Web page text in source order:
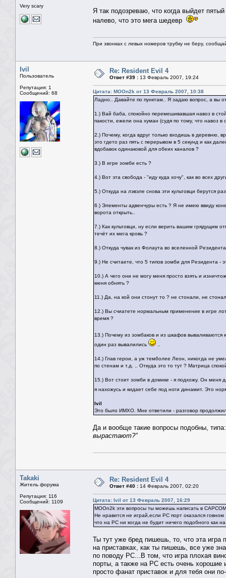
Very scary
Я так подозреваю, что когда выйдет
налево, что это мега шедевр
При звонках с левых номеров трубку не беру,
Ivil
Пользователь
Репутация: 1
Сообщений: 68
Re: Resident Evil 4
Ответ #39 : 13 Февраль 2007, 19:24
Цитата: MOOn2k от 13 Февраль 2007, 10:38
Ладно.. Давайте по пунктам.. Я задаю вопрос, а вы
1.) Вай баба, спокойно перемешивавшая навоз в
пакости, ежели она хуман (судя по тому, что навоз
2.) Почему, когда вдруг только входишь в деревню,
это гдето раз пять с перерывом в 5 секунд и как
вдобавок одинаковой для обеих каналов ?
3.) В игре зомби есть ?
4.) Вот эта свобода - "иду куда хочу", как во всех
5.) Откуда на лэвэле снова эти культовци берутся
6.) Элементы адвенчуры есть ? Я не имею ввиду
ворота открыть..
7.) Как культовци, ну если верить вашим грядущим
течёт их мега кровь ?
8.) Откуда чувак из Фолаута во вселенной
9.) Не считаете, что 5 типов зомби для Резидента -
10.) А чего они не могу меня просто взять и
меня обнять ?
11.) Да, на кой они стонут то ? не стонали, не
12.) Вы счиатете нормальным применение в игре
время ?
13.) Почему из зомбаков и из шкафов вываливаются
один раз вывалились
..
14.) Глав герои, а уж темболее Леон, никогда не
по стенам и т.д. .. Откуда это то тут ? Матрица
15.) Вот стоит зомби в домике - я подхожу. Он меня
я нахожусь и кидает себе под ноги динамит. Это
Ivil
Это было ИМХО. Мне ответили - разговор
Да и вообще такие вопросы подобны,
вырастают?"
Takaki
Житель форума
Репутация: 116
Сообщений: 1109
Re: Resident Evil 4
Ответ #40 : 14 Февраль 2007, 02:20
Цитата: Ivil от 13 Февраль 2007, 16:29
MOOn2k эти вопросы ты можешь написать в
Не нравится не играй,если PC порт оказался
что на PC ни когда не будит ничего подобного как на
Ты тут уже бред пишешь, то, что эта игра
на приставках, как ты пишешь, все уже
по поводу PC...В том, что игра плохая
порты, а также на PC есть очень хорошие
просто фанат приставок и для тебя они